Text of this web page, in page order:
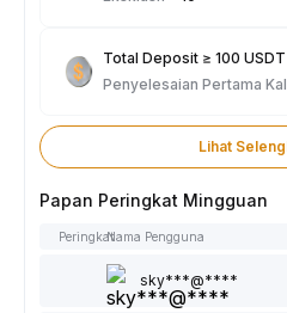
Total Deposit ≥ 100 USDT
Penyelesaian Pertama
Lihat
Papan Peringkat Mingguan
PeringkatNama Pengguna
sky***@****